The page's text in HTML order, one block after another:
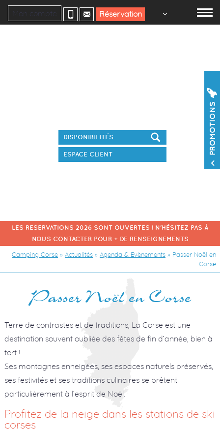
Mon compte Réservation
PROMOTIONS
LES RESERVATIONS 2026 SONT OUVERTES ! N'HÉSITEZ PAS À
NOUS CONTACTER POUR + DE RENSEIGNEMENTS
ESPACE CLIENT
Camping Corse » Actualités » Agenda & Evènements » Passer Noël en
Corse
Passer Noël en Corse
Terre de contrastes et de traditions, La Corse est une
destination souvent oubliée des fêtes de fin d’année, bien à
tort !
Ses montagnes enneigées, ses espaces naturels préservés,
ses festivités et ses traditions culinaires se prêtent
particulièrement à l’esprit de Noël.
Profitez de la neige dans les stations de ski
corses